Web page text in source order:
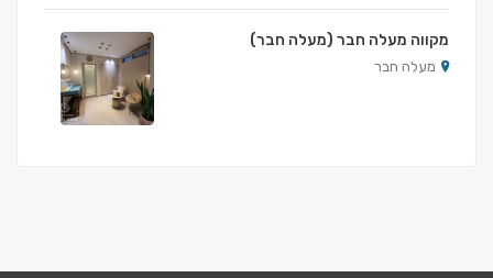
מקווה מעלה חבר (מעלה חבר)
מעלה חבר